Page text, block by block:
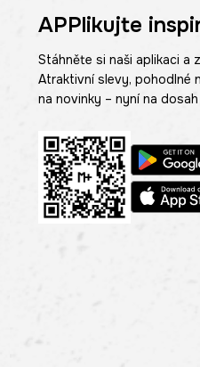
APPlikujte
Stáhněte si naši aplikaci a
Atraktivní slevy, pohodlné
na novinky – nyní na dosah